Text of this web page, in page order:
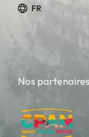
FR
Nos partenaires